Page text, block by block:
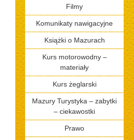
Filmy
Komunikaty nawigacyjne
Książki o Mazurach
Kurs motorowodny –
materiały
Kurs żeglarski
Mazury Turystyka – zabytki
– ciekawostki
Prawo